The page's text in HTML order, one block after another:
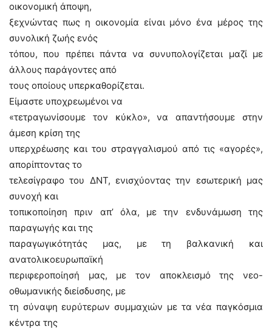
οικονομική άποψη,
ξεχνώντας πως η οικονομία είναι μόνο ένα μέρος της
συνολική ζωής ενός
τόπου, που πρέπει πάντα να συνυπολογίζεται μαζί με
άλλους παράγοντες από
τους οποίους υπερκαθορίζεται.
Είμαστε υποχρεωμένοι να
«τετραγωνίσουμε τον κύκλο», να απαντήσουμε στην
άμεση κρίση της
υπερχρέωσης και του στραγγαλισμού από τις «αγορές»,
απορίπτοντας το
τελεσίγραφο του ΔΝΤ, ενισχύοντας την εσωτερική μας
συνοχή και
τοπικοποίηση πριν απ’ όλα, με την ενδυνάμωση της
παραγωγής και της
παραγωγικότητάς μας, με τη βαλκανική και
ανατολικοευρωπαϊκή
περιφεροποίησή μας, με τον αποκλεισμό της νεο-
οθωμανικής διείσδυσης, με
τη σύναψη ευρύτερων συμμαχιών με τα νέα παγκόσμια
κέντρα της